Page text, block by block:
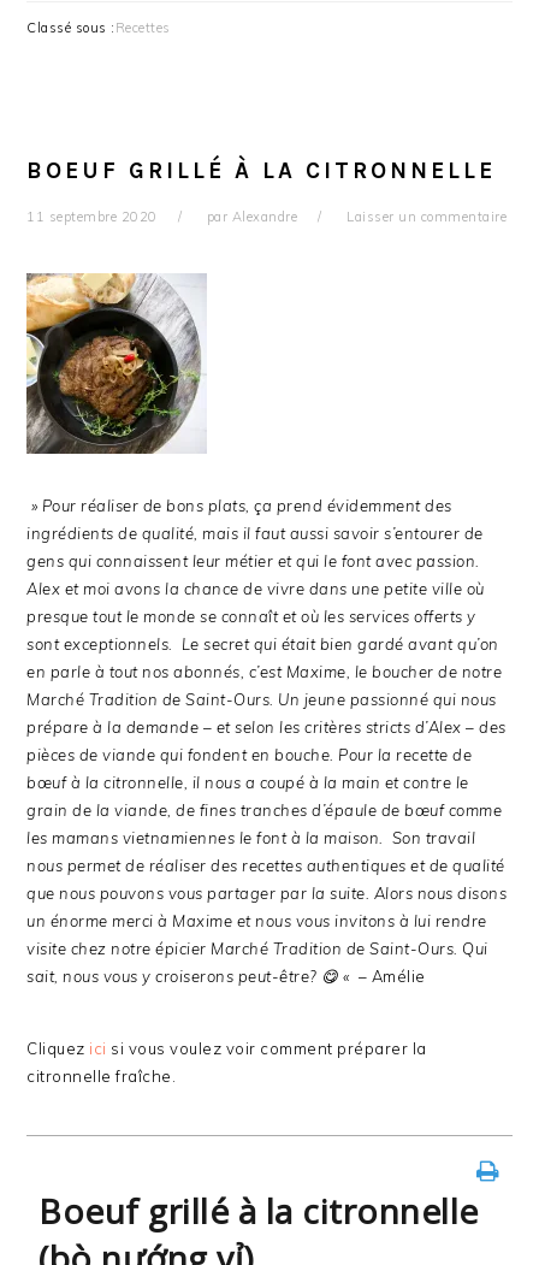
Classé sous : Recettes
BOEUF GRILLÉ À LA CITRONNELLE
11 septembre 2020 par Alexandre Laisser un commentaire
» Pour réaliser de bons plats, ça prend évidemment des
ingrédients de qualité, mais il faut aussi savoir s’entourer de
gens qui connaissent leur métier et qui le font avec passion.
Alex et moi avons la chance de vivre dans une petite ville où
presque tout le monde se connaît et où les services offerts y
sont exceptionnels. Le secret qui était bien gardé avant qu’on
en parle à tout nos abonnés, c’est Maxime, le boucher de notre
Marché Tradition de Saint-Ours. Un jeune passionné qui nous
prépare à la demande – et selon les critères stricts d’Alex – des
pièces de viande qui fondent en bouche. Pour la recette de
bœuf à la citronnelle, il nous a coupé à la main et contre le
grain de la viande, de fines tranches d’épaule de bœuf comme
les mamans vietnamiennes le font à la maison. Son travail
nous permet de réaliser des recettes authentiques et de qualité
que nous pouvons vous partager par la suite. Alors nous disons
un énorme merci à Maxime et nous vous invitons à lui rendre
visite chez notre épicier Marché Tradition de Saint-Ours. Qui
sait, nous vous y croiserons peut-être? 😋 « – Amélie
Cliquez ici si vous voulez voir comment préparer la
citronnelle fraîche.
Boeuf grillé à la citronnelle